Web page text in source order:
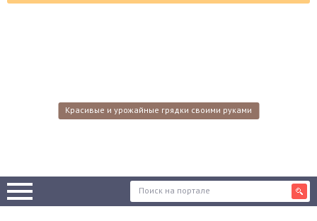
Красивые и урожайные грядки своими руками